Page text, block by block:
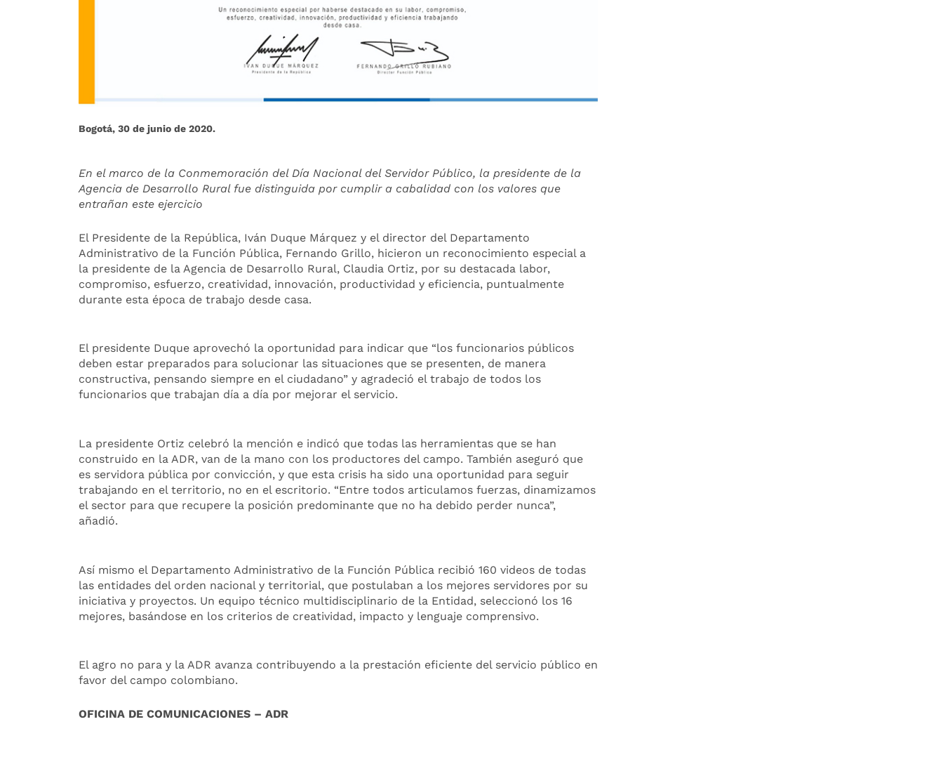
Bogotá, 30 de junio de 2020.
En el marco de la Conmemoración del Día Nacional del Servidor Público, la presidente de la
Agencia de Desarrollo Rural fue distinguida por cumplir a cabalidad con los valores que
entrañan este ejercicio
El Presidente de la República, Iván Duque Márquez y el director del Departamento
Administrativo de la Función Pública, Fernando Grillo, hicieron un reconocimiento especial a
la presidente de la Agencia de Desarrollo Rural, Claudia Ortiz, por su destacada labor,
compromiso, esfuerzo, creatividad, innovación, productividad y eficiencia, puntualmente
durante esta época de trabajo desde casa.
El presidente Duque aprovechó la oportunidad para indicar que “los funcionarios públicos
deben estar preparados para solucionar las situaciones que se presenten, de manera
constructiva, pensando siempre en el ciudadano” y agradeció el trabajo de todos los
funcionarios que trabajan día a día por mejorar el servicio.
La presidente Ortiz celebró la mención e indicó que todas las herramientas que se han
construido en la ADR, van de la mano con los productores del campo. También aseguró que
es servidora pública por convicción, y que esta crisis ha sido una oportunidad para seguir
trabajando en el territorio, no en el escritorio. “Entre todos articulamos fuerzas, dinamizamos
el sector para que recupere la posición predominante que no ha debido perder nunca”,
añadió.
Así mismo el Departamento Administrativo de la Función Pública recibió 160 videos de todas
las entidades del orden nacional y territorial, que postulaban a los mejores servidores por su
iniciativa y proyectos. Un equipo técnico multidisciplinario de la Entidad, seleccionó los 16
mejores, basándose en los criterios de creatividad, impacto y lenguaje comprensivo.
El agro no para y la ADR avanza contribuyendo a la prestación eficiente del servicio público en
favor del campo colombiano.
OFICINA DE COMUNICACIONES – ADR